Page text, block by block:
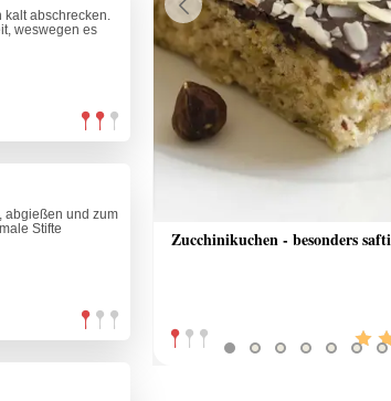
kalt abschrecken.
weswegen es
abgießen und zum
Stifte
Zucchinikuchen - besonders
Previous